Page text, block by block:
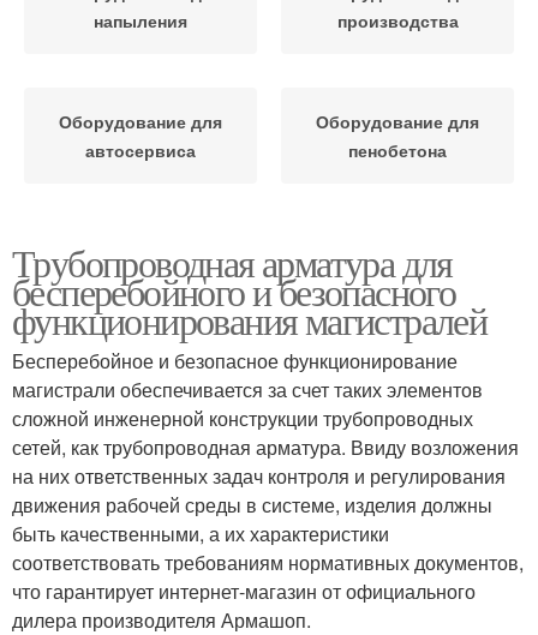
напыления
производства
Оборудование для
автосервиса
Оборудование для
пенобетона
Трубопроводная арматура для
бесперебойного и безопасного
функционирования магистралей
Бесперебойное и безопасное функционирование
магистрали обеспечивается за счет таких элементов
сложной инженерной конструкции трубопроводных
сетей, как трубопроводная арматура. Ввиду возложения
на них ответственных задач контроля и регулирования
движения рабочей среды в системе, изделия должны
быть качественными, а их характеристики
соответствовать требованиям нормативных документов,
что гарантирует интернет-магазин от официального
дилера производителя Армашоп.